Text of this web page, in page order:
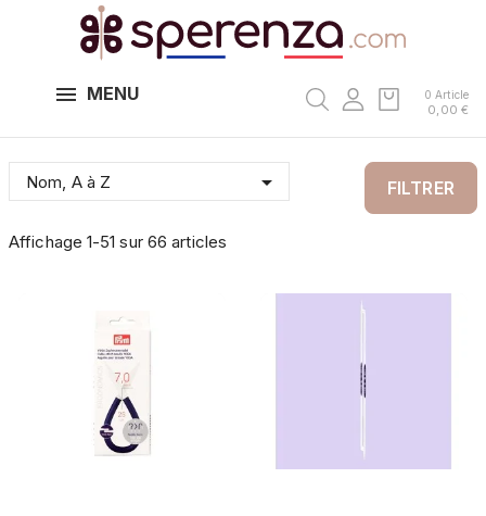
MENU 0 Article
0,00 €
Nom, A à Z  FILTRER
Affichage 1-51 sur 66 articles